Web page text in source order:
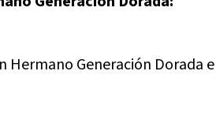
Hermano Generación Dorada e